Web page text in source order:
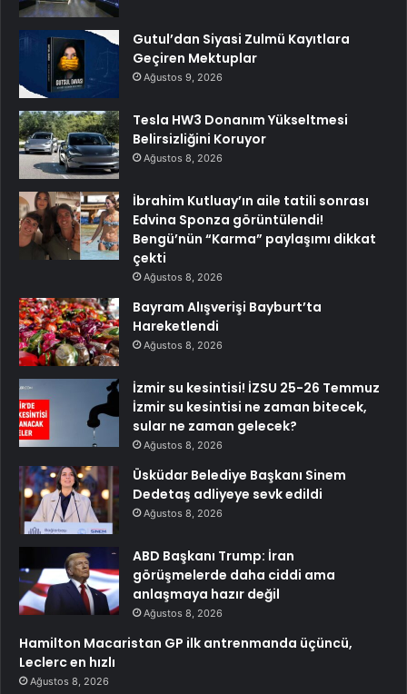
Gutul’dan Siyasi Zulmü Kayıtlara
Geçiren Mektuplar
Ağustos 9, 2026
Tesla HW3 Donanım Yükseltmesi
Belirsizliğini Koruyor
Ağustos 8, 2026
İbrahim Kutluay’ın aile tatili sonrası
Edvina Sponza görüntülendi!
Bengü’nün “Karma” paylaşımı dikkat
çekti
Ağustos 8, 2026
Bayram Alışverişi Bayburt’ta
Hareketlendi
Ağustos 8, 2026
İzmir su kesintisi! İZSU 25-26 Temmuz
İzmir su kesintisi ne zaman bitecek,
sular ne zaman gelecek?
Ağustos 8, 2026
Üsküdar Belediye Başkanı Sinem
Dedetaş adliyeye sevk edildi
Ağustos 8, 2026
ABD Başkanı Trump: İran
görüşmelerde daha ciddi ama
anlaşmaya hazır değil
Ağustos 8, 2026
Hamilton Macaristan GP ilk antrenmanda üçüncü,
Leclerc en hızlı
Ağustos 8, 2026